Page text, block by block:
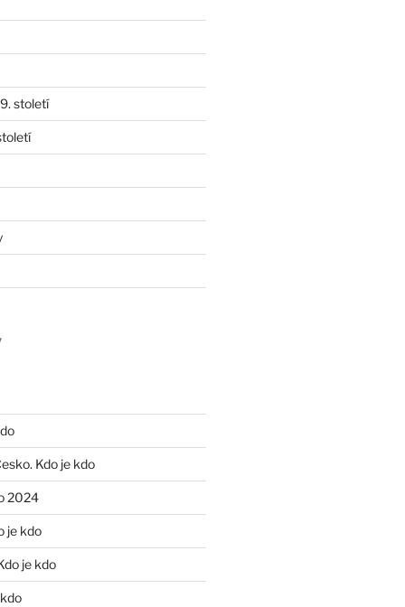
století
Kdo je kdo
2024
je kdo
je kdo